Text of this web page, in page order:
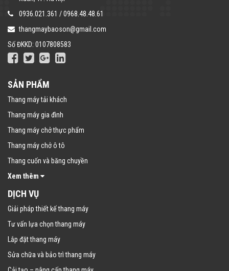
0936.021.361 /0968.48.48.61
thangmaybaoson@gmail.com
Số ĐKKD: 0107808583
SẢN PHẨM
Thang máy tải khách
Thang máy gia đình
Thang máy chở thực phẩm
Thang máy chở ô tô
Thang cuốn và băng chuyền
Xem thêm
DỊCH VỤ
Giải pháp thiết kế thang máy
Tư vấn lựa chọn thang máy
Lắp đặt thang máy
Sửa chữa và bảo trì thang máy